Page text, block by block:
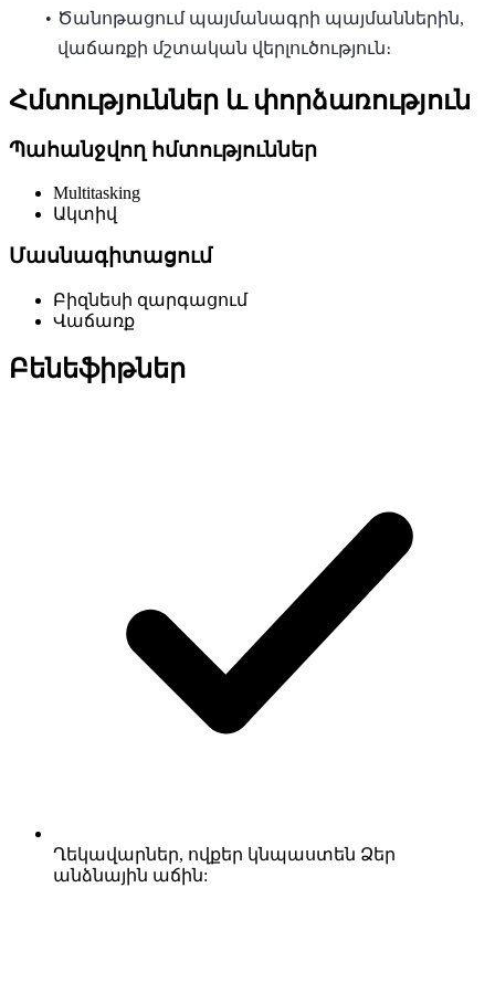
Ծանոթացում պայմանագրի պայմաններին,
վաճառքի մշտական վերլուծություն։
Հմտություններ և փորձառություն
Պահանջվող հմտություններ
Multitasking
Ակտիվ
Մասնագիտացում
Բիզնեսի զարգացում
Վաճառք
Բենեֆիթներ
Ղեկավարներ, ովքեր կնպաստեն Ձեր
անձնային աճին: